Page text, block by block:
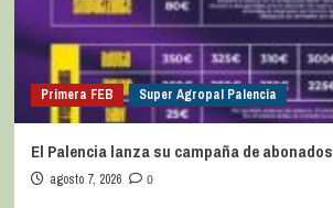
Primera FEB Super Agropal Palencia
El Palencia lanza su campaña de abonados
agosto 7, 2026 0